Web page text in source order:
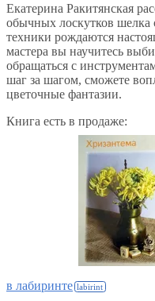
Екатерина Ракитянская
обычных лоскутков
техники рождаются
мастера вы научитесь
обращаться с
шаг за шагом, сможете
цветочные фантазии.
Книга есть в продаже:
в лабиринте